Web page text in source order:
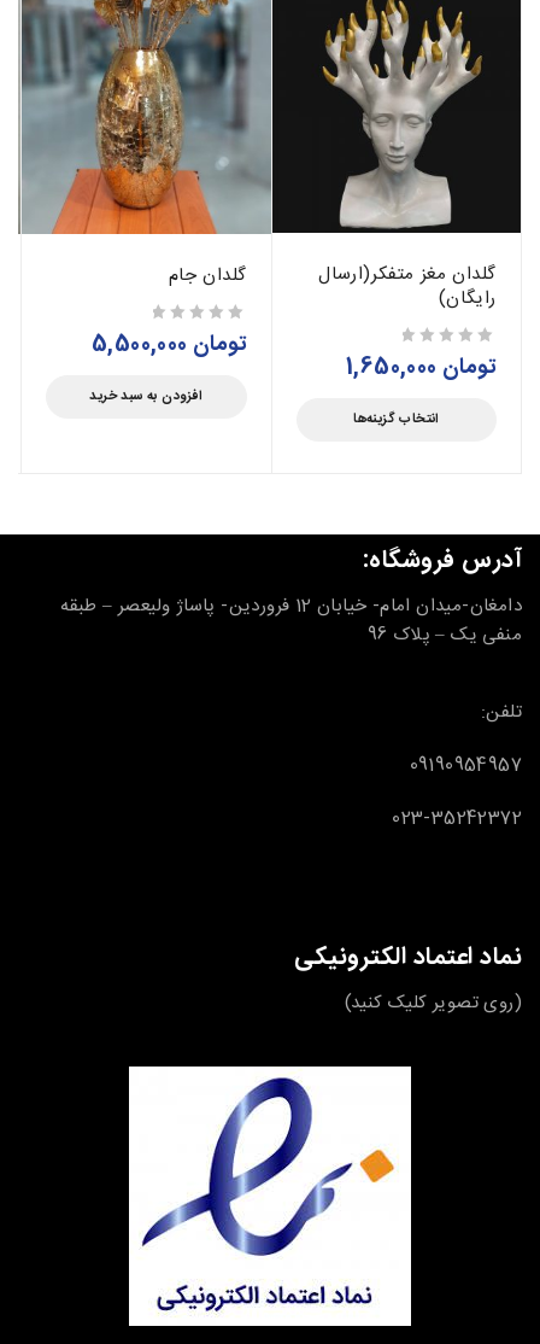
گلدان مغز متفکر(ارسال
رایگان)
تومان
انتخاب گزینه‌ها
گلدان جام
تومان
افزودن به سبد خرید
آدرس فروشگاه:
دامغان-میدان امام- خیابان 12 فروردین- پاساژ ولیعصر – طبقه
منفی یک – پلاک 96
تلفن:
09190954957
023-35242372
نماد اعتماد الکترونیکی
(روی تصویر کلیک کنید)